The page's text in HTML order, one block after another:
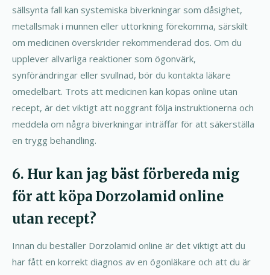
sällsynta fall kan systemiska biverkningar som dåsighet,
metallsmak i munnen eller uttorkning förekomma, särskilt
om medicinen överskrider rekommenderad dos. Om du
upplever allvarliga reaktioner som ögonvärk,
synförändringar eller svullnad, bör du kontakta läkare
omedelbart. Trots att medicinen kan köpas online utan
recept, är det viktigt att noggrant följa instruktionerna och
meddela om några biverkningar inträffar för att säkerställa
en trygg behandling.
6. Hur kan jag bäst förbereda mig
för att köpa Dorzolamid online
utan recept?
Innan du beställer Dorzolamid online är det viktigt att du
har fått en korrekt diagnos av en ögonläkare och att du är